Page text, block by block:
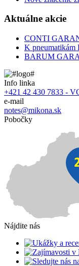
Aktuálne akcie
CONTI
K pneumatikám
BARUM
Info linka
+421 42 430 7833 -
e-mail
notes@mikona.sk
Pobočky
Nájdite nás